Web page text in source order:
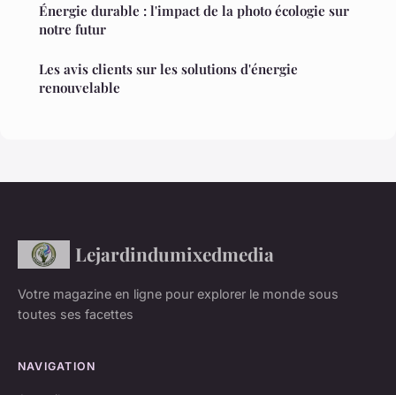
Énergie durable : l'impact de la photo écologie sur
notre futur
Les avis clients sur les solutions d'énergie
renouvelable
Lejardindumixedmedia
Votre magazine en ligne pour explorer le monde sous
toutes ses facettes
NAVIGATION